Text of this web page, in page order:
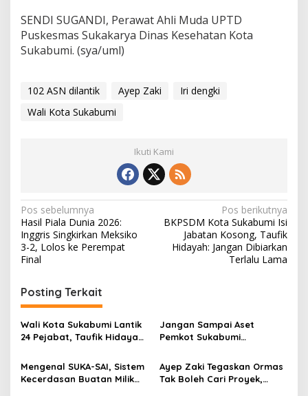
SENDI SUGANDI, Perawat Ahli Muda UPTD
Puskesmas Sukakarya Dinas Kesehatan Kota
Sukabumi. (sya/uml)
102 ASN dilantik Ayep Zaki
Iri dengki
Wali Kota Sukabumi
Ikuti Kami
N
a
v
g
a
s
p
o
Pos sebelumnya
Hasil Piala Dunia 2026:
Inggris Singkirkan Meksiko
3-2, Lolos ke Perempat
Final
Pos berikutnya
BKPSDM Kota Sukabumi Isi
Jabatan Kosong, Taufik
Hidayah: Jangan Dibiarkan
Terlalu Lama
Posting Terkait
Wali Kota Sukabumi Lantik
24 Pejabat, Taufik Hidayah:
Akan Ada Pelantikan
Jangan Sampai Aset
Pemkot Sukabumi
Status Hukumnya Harus
Jelas
Mengenal SUKA-SAI, Sistem
Kecerdasan Buatan Milik
Ayep Zaki Tegaskan Ormas
Tak Boleh Cari Proyek,